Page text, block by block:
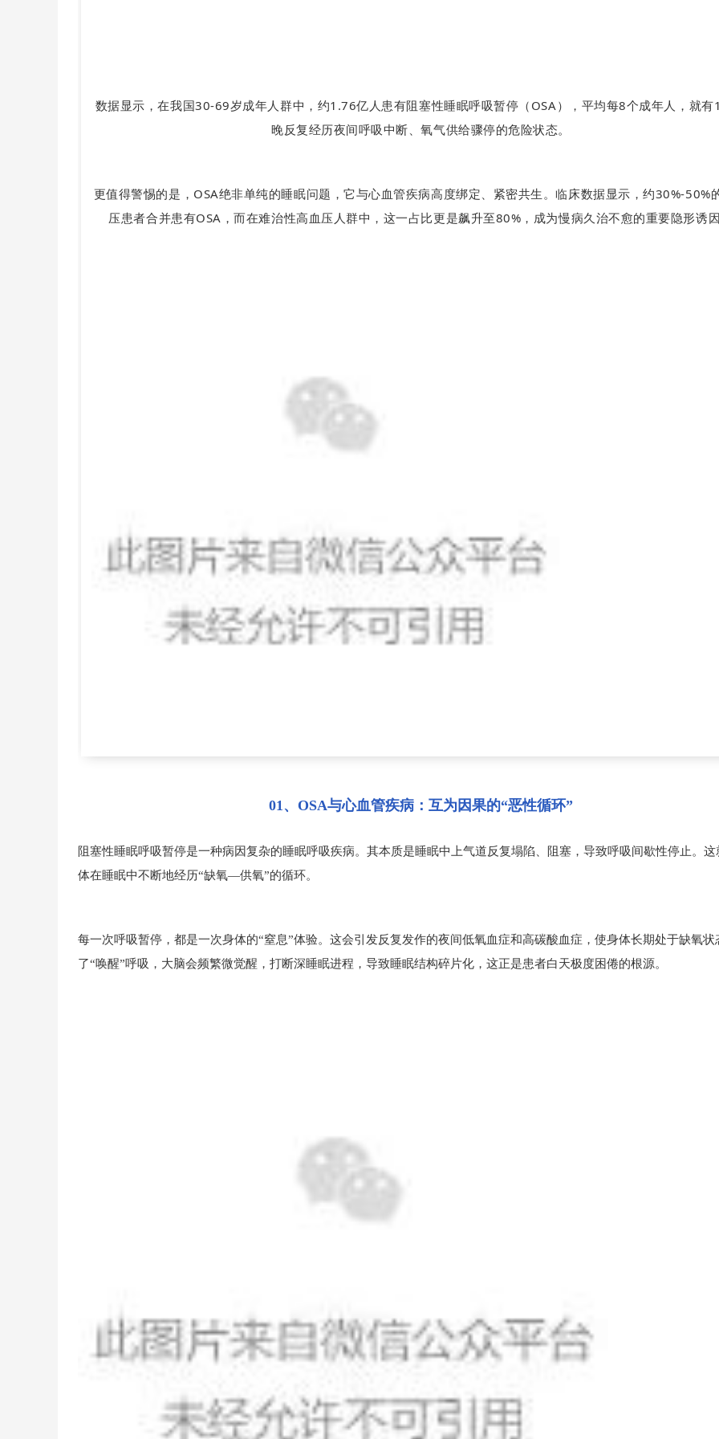
数据显示，在我国30-69岁成年人群中，约1.76亿人患有阻塞性睡眠呼吸暂停（OSA），平均每8个成年人，就有
晚反复经历夜间呼吸中断、氧气供给骤停的危险状态。
更值得警惕的是，OSA绝非单纯的睡眠问题，它与心血管疾病高度绑定、紧密共生。临床数据显示，约30%-50%
压患者合并患有OSA，而在难治性高血压人群中，这一占比更是飙升至80%，成为慢病久治不愈的重要隐形诱
01、OSA与心血管疾病：互为因果的“恶性循环”
阻塞性睡眠呼吸暂停是一种病因复杂的睡眠呼吸疾病。其本质是睡眠中上气道反复塌陷、阻塞，导致呼吸间歇性停止。这
体在睡眠中不断地经历“缺氧—供氧”的循环。
每一次呼吸暂停，都是一次身体的“窒息”体验。这会引发反复发作的夜间低氧血症和高碳酸血症，使身体长期处于缺氧状
了“唤醒”呼吸，大脑会频繁微觉醒，打断深睡眠进程，导致睡眠结构碎片化，这正是患者白天极度困倦的根源。